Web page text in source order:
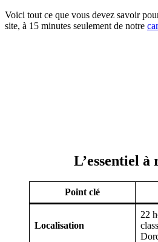
Voici tout ce que vous devez savoir
site, à 15 minutes seulement de notre
L’essentiel
Point clé
Localisation
22